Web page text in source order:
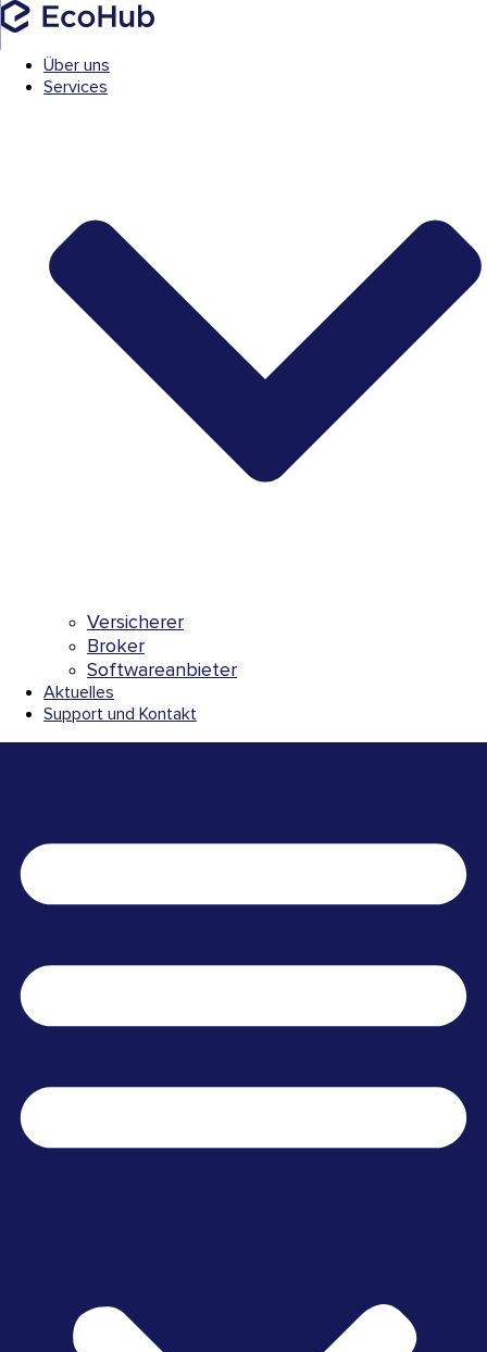
Über uns
Services
Versicherer
Broker
Softwareanbieter
Aktuelles
Support und Kontakt